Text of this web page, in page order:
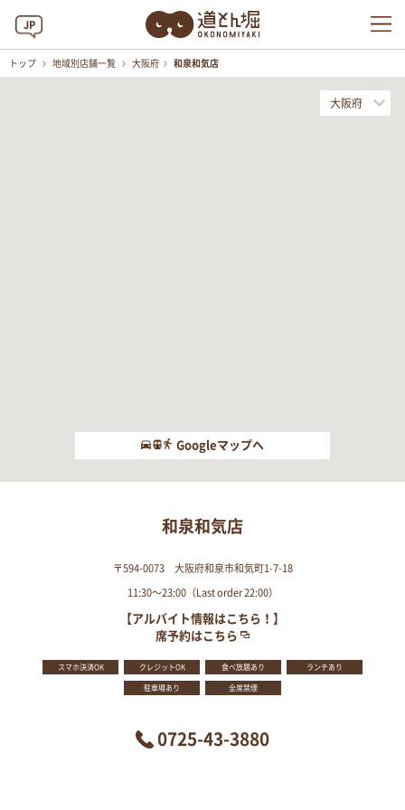
JP
トップ 地域別店舗一覧 大阪府 和泉和気店
大阪府
Googleマップへ
和泉和気店
〒594-0073 大阪府和泉市和気町1-7-18
11:30～23:00（Last order 22:00）
【アルバイト情報はこちら！】
席予約はこちら
スマホ決済OK クレジットOK 食べ放題あり ランチあり
駐車場あり 全席禁煙
0725-43-3880